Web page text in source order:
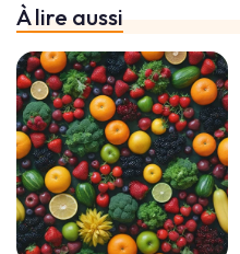
À lire aussi